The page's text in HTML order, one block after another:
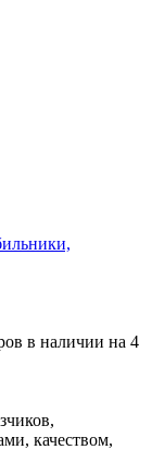
в наличии на 4
качеством,